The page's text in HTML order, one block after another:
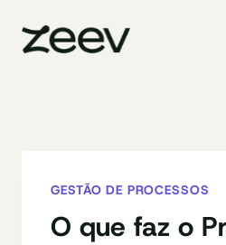
para
GESTÃO DE PROCESSOS
O que faz o